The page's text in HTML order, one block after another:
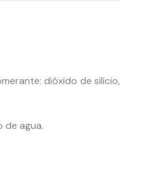
dióxido de silicio,
de agua.